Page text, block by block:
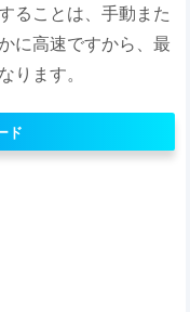
ることは、手動また
に高速ですから、最
ります。
ド